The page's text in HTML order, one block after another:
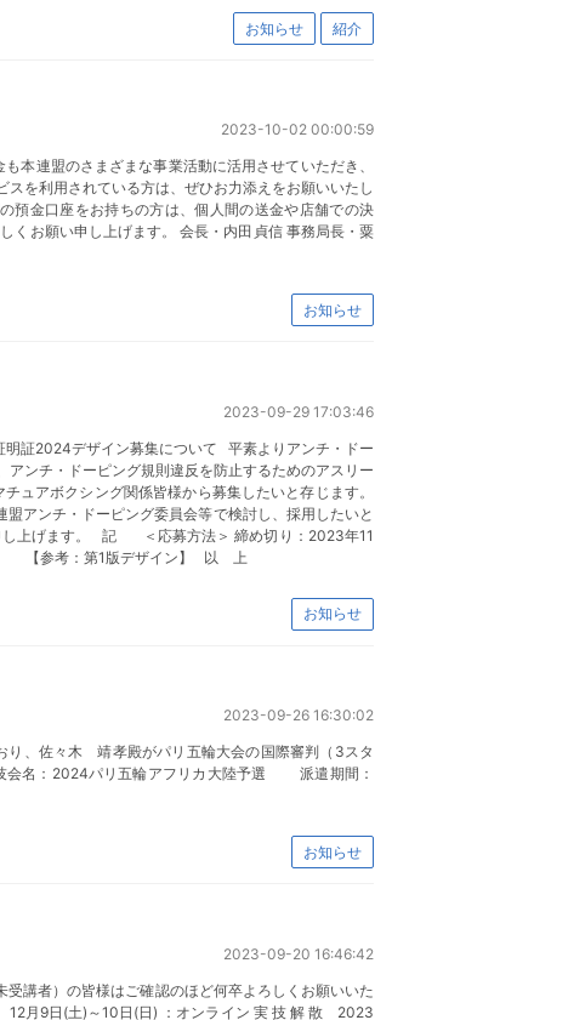
お知らせ 紹介
2023-10-02 00:00:59
本連盟のさまざまな事業活動に活用させていただき、
を利用されている方は、ぜひお力添えをお願いいたし
金口座をお持ちの方は、個人間の送金や店舗での決
お願い申し上げます。 会長・内田貞信 事務局長・粟
お知らせ
2023-09-29 17:03:46
デザイン募集について 平素よりアンチ・ドー
ンチ・ドーピング規則違反を防止するためのアスリー
ュアボクシング関係皆様から募集したいと存じます。
アンチ・ドーピング委員会等で検討し、採用したいと
し上げます。 記 ＜応募方法＞ 締め切り：2023年11
【参考：第1版デザイン】 以 上
お知らせ
2023-09-26 16:30:02
、佐々木 靖孝殿がパリ五輪大会の国際審判（3スタ
会名：2024パリ五輪アフリカ大陸予選 派遣期間：
お知らせ
2023-09-20 16:46:42
講者）の皆様はご確認のほど何卒よろしくお願いいた
10日(日) ：オンライン 実 技 解 散 2023